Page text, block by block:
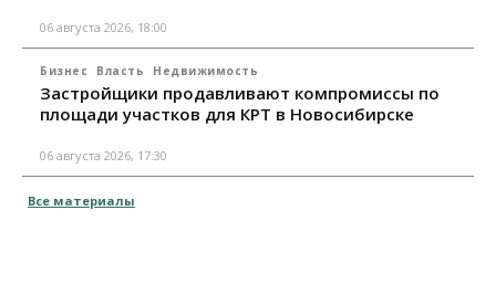
06 августа 2026, 18:00
Бизнес Власть Недвижимость
Застройщики продавливают компромиссы по
площади участков для КРТ в Новосибирске
06 августа 2026, 17:30
Все материалы